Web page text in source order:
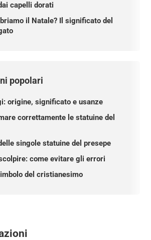
capelli dorati
il Natale? Il significato del
popolari
origine, significato e usanze
correttamente le statuine del
singole statuine del presepe
come evitare gli errori
del cristianesimo